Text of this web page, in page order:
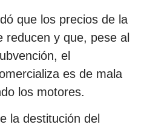
que los precios de la
reducen y que, pese al
el
es de mala
los motores.
la destitución del